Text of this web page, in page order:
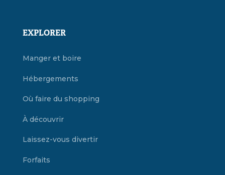
EXPLORER
Manger et boire
Hébergements
Où faire du shopping
À découvrir
Laissez-vous divertir
Forfaits